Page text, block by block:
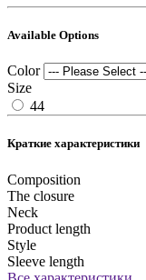
Available Options
Color
Size
44
Краткие характеристики
Composition
The closure
Neck
Product length
Style
Sleeve length